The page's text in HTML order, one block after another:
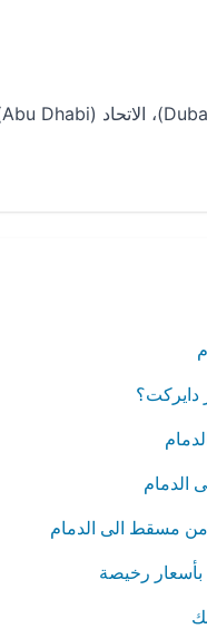
دايركت؟
الدمام
من مسقط الى الدمام
رخيصة